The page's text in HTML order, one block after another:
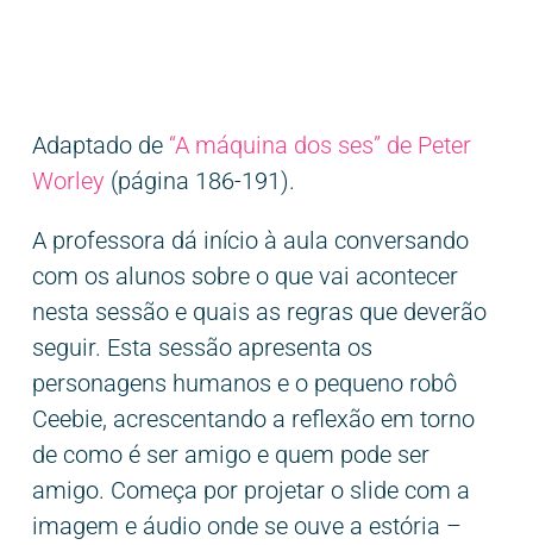
Adaptado de “A máquina dos ses” de Peter
Worley (página 186-191).
A professora dá início à aula conversando
com os alunos sobre o que vai acontecer
nesta sessão e quais as regras que deverão
seguir. Esta sessão apresenta os
personagens humanos e o pequeno robô
Ceebie, acrescentando a reflexão em torno
de como é ser amigo e quem pode ser
amigo. Começa por projetar o slide com a
imagem e áudio onde se ouve a estória –